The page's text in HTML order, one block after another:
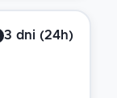
3 dni (24h)